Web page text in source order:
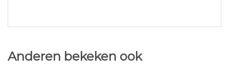
Anderen bekeken ook